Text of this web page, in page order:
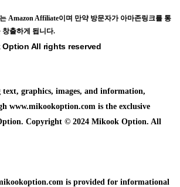
Amazon Affiliate이며 만약 방문자가 아마존링크를 통
창출하게 됩니다.
All rights reserved
graphics, images, and information,
www.mikookoption.com is the exclusive
Copyright © 2024 Mikook Option. All
is provided for informational